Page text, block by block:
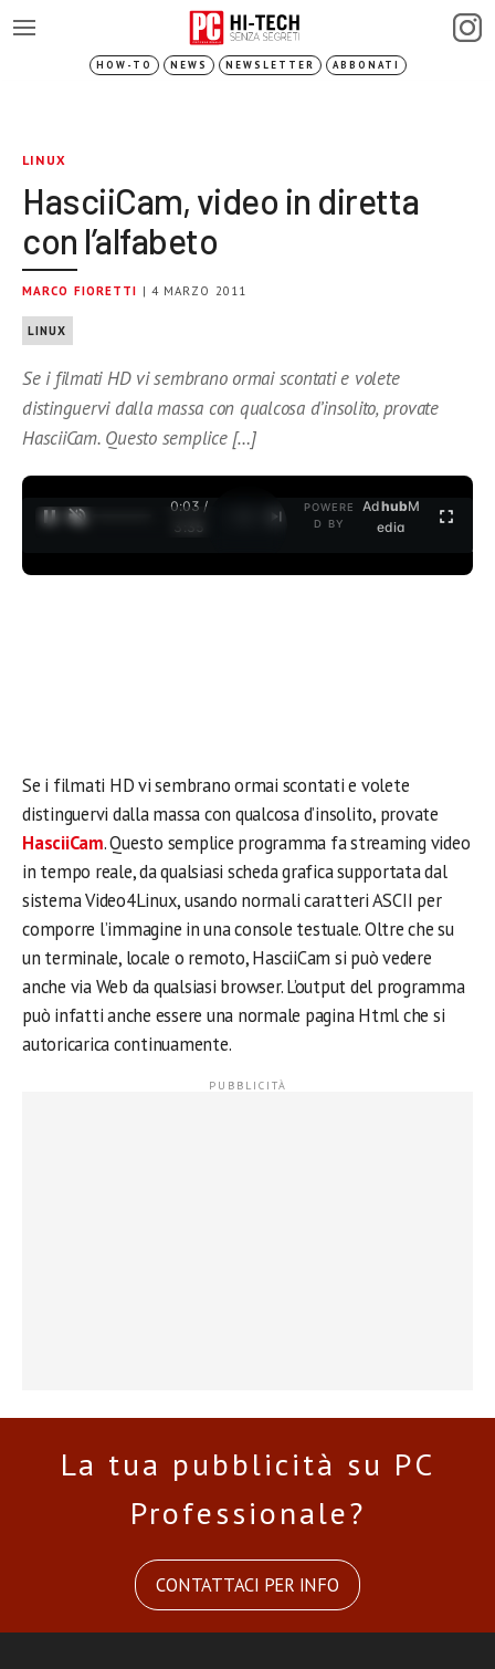
HOW-TO NEWS NEWSLETTER ABBONATI
LINUX
HasciiCam, video in diretta
con l’alfabeto
MARCO FIORETTI | 4 MARZO 2011
LINUX
Se i filmati HD vi sembrano ormai scontati e volete
distinguervi dalla massa con qualcosa d’insolito, provate
HasciiCam. Questo semplice […]
0:04 /
3:35
POWERE
D BY
AdhubM
edia
Se i filmati HD vi sembrano ormai scontati e volete
distinguervi dalla massa con qualcosa d’insolito, provate
HasciiCam. Questo semplice programma fa streaming video
in tempo reale, da qualsiasi scheda grafica supportata dal
sistema Video4Linux, usando normali caratteri ASCII per
comporre l’immagine in una console testuale. Oltre che su
un terminale, locale o remoto, HasciiCam si può vedere
anche via Web da qualsiasi browser. L’output del programma
può infatti anche essere una normale pagina Html che si
autoricarica continuamente.
La tua pubblicità su PC
Professionale?
CONTATTACI PER INFO